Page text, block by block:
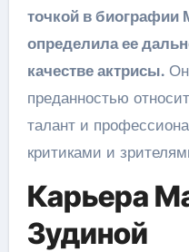
точкой в
определила ее
качестве актрисы.
преданностью
талант и
критиками и
Карьера
Зудиной